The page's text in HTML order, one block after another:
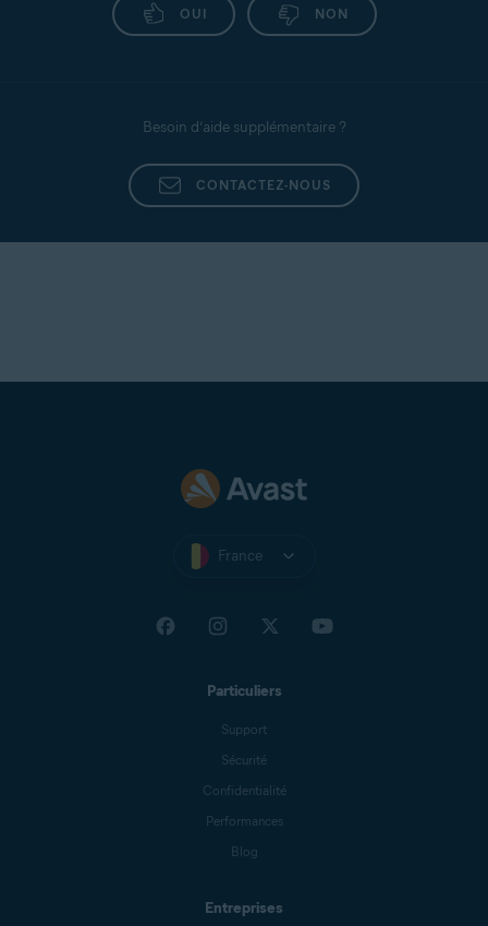
OUI NON
Besoin d’aide supplémentaire ?
CONTACTEZ-NOUS
France
Particuliers
Support
Sécurité
Confidentialité
Performances
Blog
Entreprises